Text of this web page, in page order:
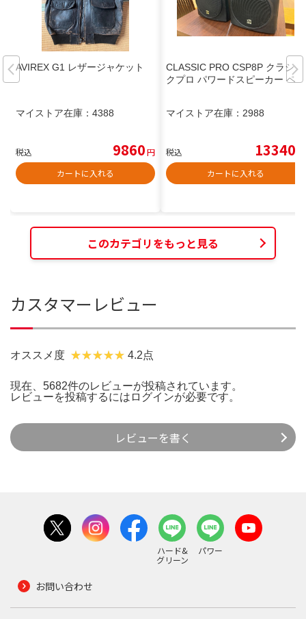
AVIREX G1 レザージャケット
マイストア在庫： 4388
税込 9860円
カートに入れる
CLASSIC PRO CSP8P クラシッ
クプロ パワードスピーカー ペア
マイストア在庫： 2988
税込 13340
カートに入れる
このカテゴリをもっと見る
カスタマーレビュー
オススメ度 4.2点
現在、5682件のレビューが投稿されています。
レビューを投稿するには ログインが必要です。
レビューを書く
ハード&
グリーン
パワー
お問い合わせ